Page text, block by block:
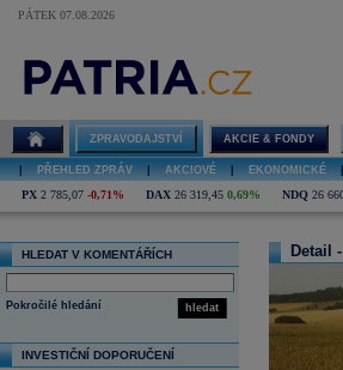
PÁTEK 07.08.2026
ZPRAVODAJSTVÍ AKCIE & FONDY
PŘEHLED ZPRÁV AKCIOVÉ EKONOMICKÉ
PX 2 785,07 -0,71% DAX 26 319,45 0,69% NDQ 26
HLEDAT V KOMENTÁŘÍCH
hledat
Pokročilé hledání
INVESTIČNÍ DOPORUČENÍ
Detail